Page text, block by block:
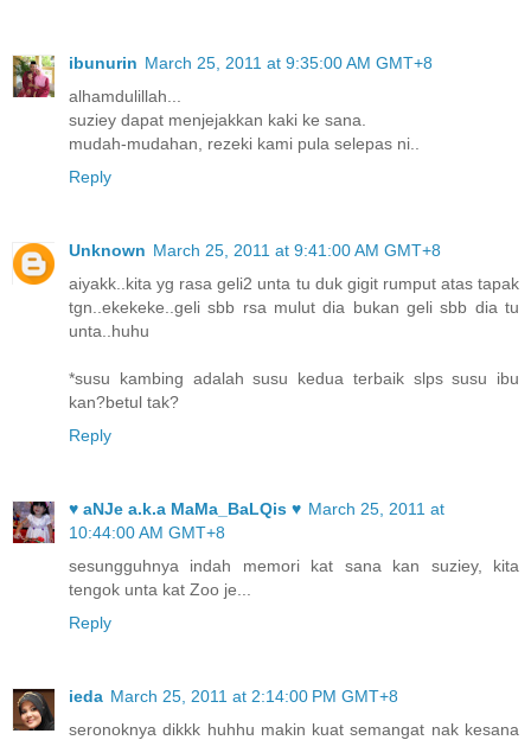
ibunurin March 25, 2011 at 9:35:00 AM GMT+8
alhamdulillah...
suziey dapat menjejakkan kaki ke sana.
mudah-mudahan, rezeki kami pula selepas ni..
Reply
Unknown March 25, 2011 at 9:41:00 AM GMT+8
aiyakk..kita yg rasa geli2 unta tu duk gigit rumput atas tapak
tgn..ekekeke..geli sbb rsa mulut dia bukan geli sbb dia tu
unta..huhu
*susu kambing adalah susu kedua terbaik slps susu ibu
kan?betul tak?
Reply
♥ aNJe a.k.a MaMa_BaLQis ♥ March 25, 2011 at
10:44:00 AM GMT+8
sesungguhnya indah memori kat sana kan suziey, kita
tengok unta kat Zoo je...
Reply
ieda March 25, 2011 at 2:14:00 PM GMT+8
seronoknya dikkk huhhu makin kuat semangat nak kesana